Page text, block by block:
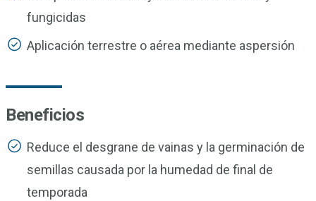
fungicidas
Aplicación terrestre o aérea mediante aspersión
Beneficios
Reduce el desgrane de vainas y la germinación de
semillas causada por la humedad de final de
temporada